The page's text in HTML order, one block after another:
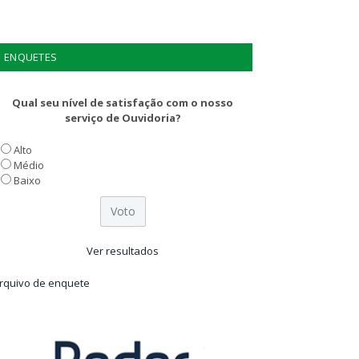
ENQUETES
Qual seu nível de satisfação com o nosso
serviço de Ouvidoria?
Alto
Médio
Baixo
Ver resultados
de enquete